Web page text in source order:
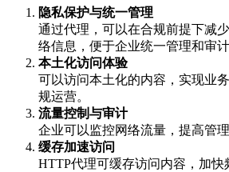
隐私保护与统一管理
通过代理，可以在合规前提下减
络信息，便于企业统一管理和审计
本土化访问体验
可以访问本土化的内容，实现业
规运营。
流量控制与审计
企业可以监控网络流量，提高管理
缓存加速访问
HTTP代理可缓存访问内容，加